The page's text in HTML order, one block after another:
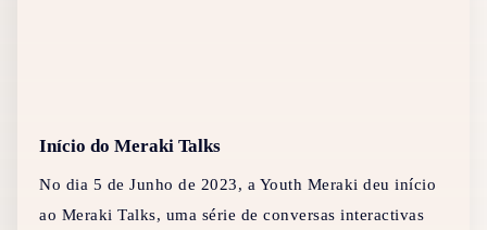
Início do Meraki Talks
No dia 5 de Junho de 2023, a Youth Meraki deu início
ao Meraki Talks, uma série de conversas interactivas